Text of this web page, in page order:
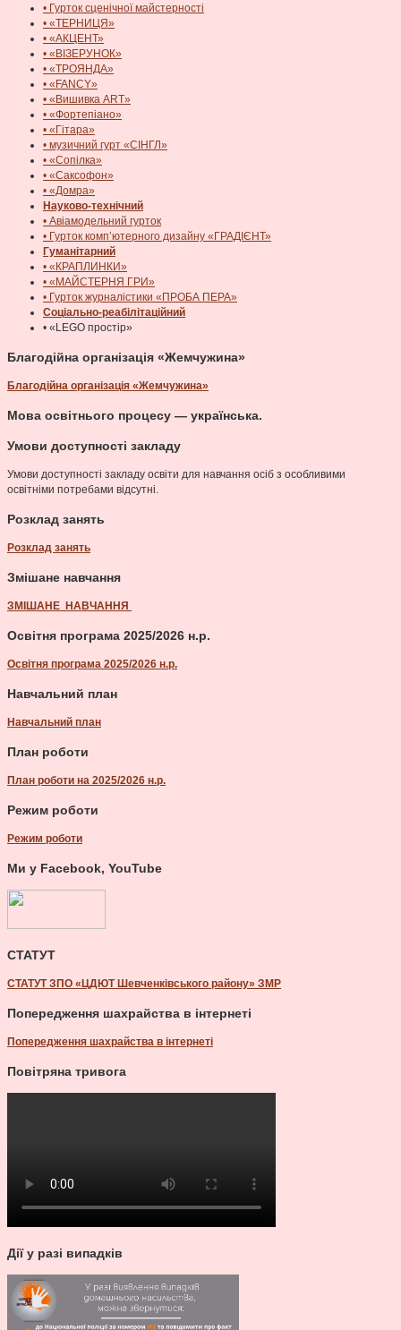
• Гурток сценічної майстерності
• «ТЕРНИЦЯ»
• «АКЦЕНТ»
• «ВІЗЕРУНОК»
• «ТРОЯНДА»
• «FANCY»
• «Вишивка ART»
• «Фортепіано»
• «Гітара»
• музичний гурт «СІНГЛ»
• «Сопілка»
• «Саксофон»
• «Домра»
Науково-технічний
• Авіамодельний гурток
• Гурток комп’ютерного дизайну «ГРАДІЄНТ»
Гуманітарний
• «КРАПЛИНКИ»
• «МАЙСТЕРНЯ ГРИ»
• Гурток журналістики «ПРОБА ПЕРА»
Соціально-реабілітаційний
• «LEGO простір»
Благодійна організація «Жемчужина»
Благодійна організація «Жемчужина»
Мова освітнього процесу — українська.
Умови доступності закладу
Умови доступності закладу освіти для навчання осіб з особливими
освітніми потребами відсутні.
Розклад занять
Розклад занять
Змішане навчання
ЗМІШАНЕ НАВЧАННЯ
Освітня програма 2025/2026 н.р.
Освітня програма 2025/2026 н.р.
Навчальний план
Навчальний план
План роботи
План роботи на 2025/2026 н.р.
Режим роботи
Режим роботи
Ми у Facebook, YouTube
СТАТУТ
СТАТУТ ЗПО «ЦДЮТ Шевченківського району» ЗМР
Попередження шахрайства в інтернеті
Попередження шахрайства в інтернеті
Повітряна тривога
Дії у разі випадків